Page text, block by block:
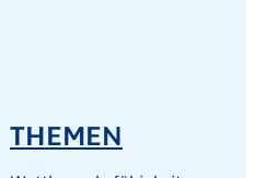
THEMEN